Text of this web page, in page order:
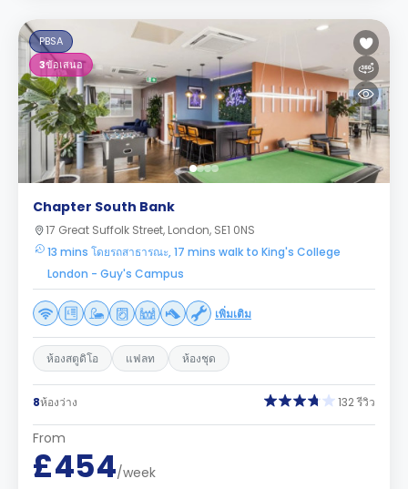
PBSA
3ข้อเสนอ
Chapter South Bank
17 Great Suffolk Street, London, SE1 0NS
13 mins โดยรถสาธารณะ, 17 mins walk to King's College
London - Guy's Campus
เพิ่มเติม
ห้องสตูดิโอ แฟลท ห้องชุด
8ห้องว่าง 132 รีวิว
From
£454/week